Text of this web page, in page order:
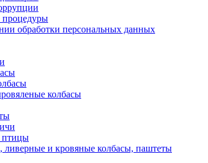
обработки персональных данных
колбасы
птицы
ливерные и кровяные колбасы, паштеты